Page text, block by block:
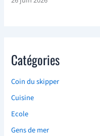
Catégories
Coin du skipper
Cuisine
Ecole
Gens de mer